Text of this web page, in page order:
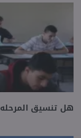
هل تنسيق المرحله الثانيه